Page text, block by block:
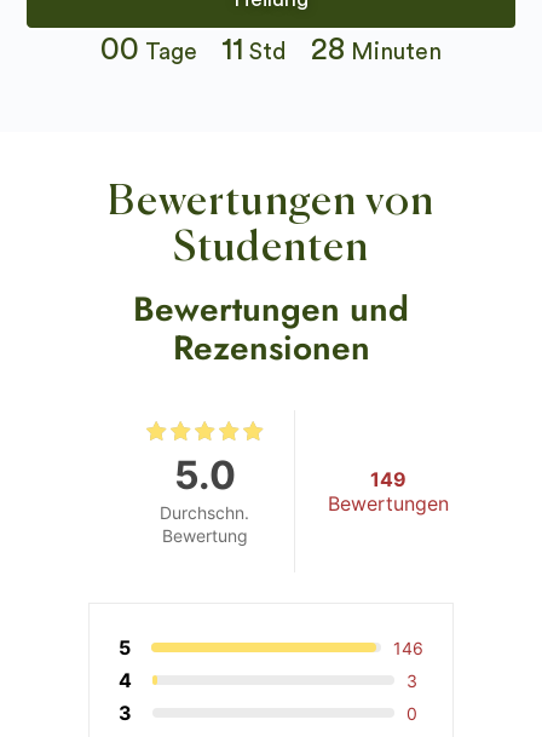
00 Tage 11 Std 28 Minuten
Bewertungen von
Studenten
Bewertungen und
Rezensionen
5.0
Durchschn.
Bewertung
149
Bewertungen
5 146
4 3
3 0